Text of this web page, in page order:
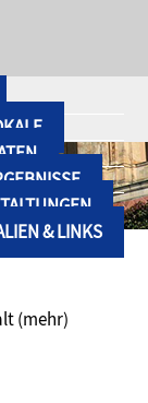
& LINKS
(mehr)